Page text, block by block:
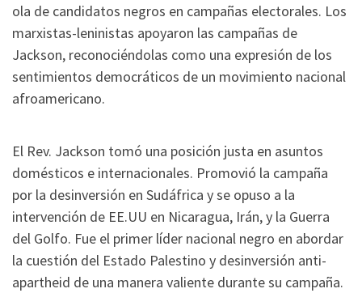
ola de candidatos negros en campañas electorales. Los
marxistas-leninistas apoyaron las campañas de
Jackson, reconociéndolas como una expresión de los
sentimientos democráticos de un movimiento nacional
afroamericano.
El Rev. Jackson tomó una posición justa en asuntos
domésticos e internacionales. Promovió la campaña
por la desinversión en Sudáfrica y se opuso a la
intervención de EE.UU en Nicaragua, Irán, y la Guerra
del Golfo. Fue el primer líder nacional negro en abordar
la cuestión del Estado Palestino y desinversión anti-
apartheid de una manera valiente durante su campaña.